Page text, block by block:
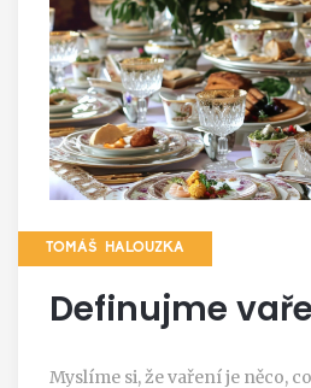
TOMÁŠ HALOUZKA
Definujme
Myslíme si, že vaření je něco,